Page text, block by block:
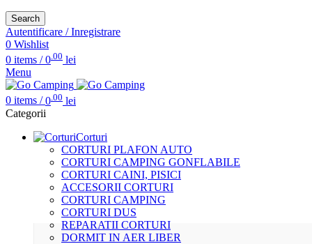
Search
Autentificare / Inregistrare
0 Wishlist
0 items / 0.00 lei
Menu
0 items / 0 .00 lei
Categorii
Corturi
CORTURI PLAFON AUTO
CORTURI CAMPING GONFLABILE
CORTURI CAINI, PISICI
ACCESORII CORTURI
CORTURI CAMPING
CORTURI DUS
REPARATII CORTURI
DORMIT IN AER LIBER